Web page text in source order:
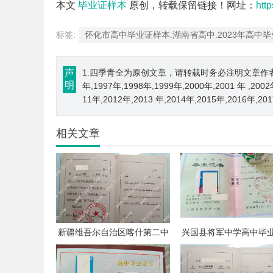
本文 毕业证样本 原创，转载保留链接！网址：
标签: 怀化市高中毕业证样本.湖南省高中.2023年高中
声
明
1.四季青全为原创文章，请转载时务必注明文章
年,1997年,1998年,1999年,2000年,2001 年
11年,2012年,2013 年,2014年,2015年,2016年
相关文章
新疆维吾尔自治区喀什第二中
学高中毕业证模板样本
兴国县将军中学高中毕
板样本